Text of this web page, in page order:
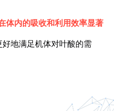
体内的吸收和利用效率显著
好地满足机体对叶酸的需